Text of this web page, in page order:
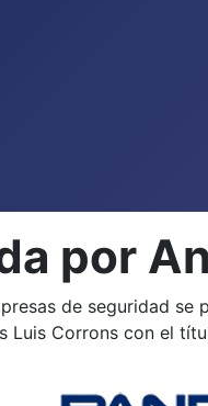
por
de seguridad
Corrons con el